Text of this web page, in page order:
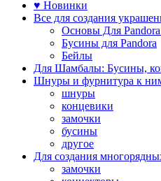
♥ Новинки
Все для создания
Основы Для
Бусины для Pandora
Бейлы
Для Шамбалы: Бусины,
Шнуры и фурнитура к
шнуры
концевики
замочки
бусины
другое
Для создания
замочки